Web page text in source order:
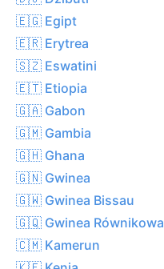
🇪🇬 Egipt
🇪🇷 Erytrea
🇸🇿 Eswatini
🇪🇹 Etiopia
🇬🇦 Gabon
🇬🇲 Gambia
🇬🇭 Ghana
🇬🇳 Gwinea
🇬🇼 Gwinea Bissau
🇬🇶 Gwinea Równikowa
🇨🇲 Kamerun